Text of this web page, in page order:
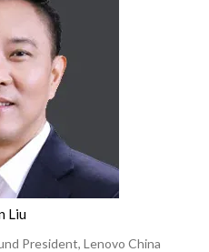
Liu
President, Lenovo China